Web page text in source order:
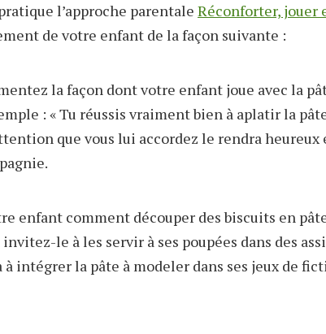
l’approche parentale Réconforter, jouer
de votre enfant de la façon suivante :
la façon dont votre enfant joue avec la
: « Tu réussis vraiment bien à aplatir la
que vous lui accordez le rendra
enfant comment découper des biscuits en
le à les servir à ses poupées dans des
à intégrer la pâte à modeler dans ses jeux de